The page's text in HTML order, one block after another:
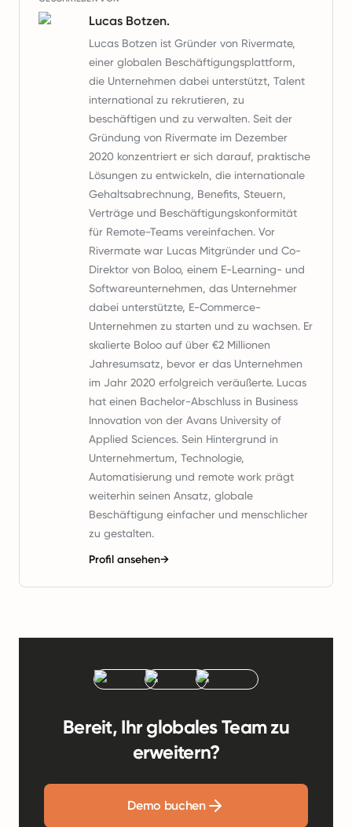
Lucas Botzen.
Lucas Botzen ist Gründer von Rivermate,
einer globalen Beschäftigungsplattform,
die Unternehmen dabei unterstützt, Talent
international zu rekrutieren, zu
beschäftigen und zu verwalten. Seit der
Gründung von Rivermate im Dezember
2020 konzentriert er sich darauf, praktische
Lösungen zu entwickeln, die internationale
Gehaltsabrechnung, Benefits, Steuern,
Verträge und Beschäftigungskonformität
für Remote-Teams vereinfachen. Vor
Rivermate war Lucas Mitgründer und Co-
Direktor von Boloo, einem E-Learning- und
Softwareunternehmen, das Unternehmer
dabei unterstützte, E-Commerce-
Unternehmen zu starten und zu wachsen. Er
skalierte Boloo auf über €2 Millionen
Jahresumsatz, bevor er das Unternehmen
im Jahr 2020 erfolgreich veräußerte. Lucas
hat einen Bachelor-Abschluss in Business
Innovation von der Avans University of
Applied Sciences. Sein Hintergrund in
Unternehmertum, Technologie,
Automatisierung und remote work prägt
weiterhin seinen Ansatz, globale
Beschäftigung einfacher und menschlicher
zu gestalten.
Profil ansehen→
Bereit, Ihr globales Team zu
erweitern?
Demo buchen